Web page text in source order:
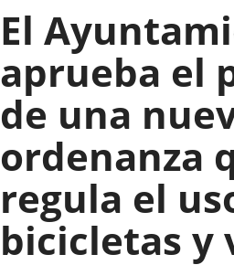
Valladolid
El
aprueba el
de una
ordenanza
regula el
bicicletas y